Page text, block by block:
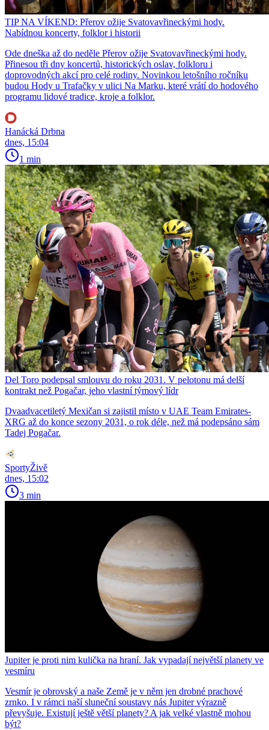
TIP NA VÍKEND: Přerov ožije Svatovavřineckými hody.
Nabídnou koncerty, folklor i historii
Ode dneška až do neděle Přerov ožije Svatovavřineckými hody.
Přinesou tři dny koncertů, historických oslav, folkloru i
doprovodných akcí pro celé rodiny. Novinkou letošního ročníku
budou Hody u Trafačky v ulici Na Marku, které vrátí do hodového
programu lidové tradice, kroje a folklor.
Hanácká Drbna
dnes, 15:04
1 min
Del Toro podepsal smlouvu do roku 2031. V pelotonu má delší
kontrakt než Pogačar, jeho vlastní týmový lídr
Dvaadvacetiletý Mexičan si zajistil místo v UAE Team Emirates-
XRG až do konce sezony 2031, o rok déle, než má podepsáno sám
Tadej Pogačar.
SportyŽivě
dnes, 15:02
3 min
Jupiter je proti nim kulička na hraní. Jak vypadají největší planety ve
vesmíru
Vesmír je obrovský a naše Země je v něm jen drobné prachové
zrnko. I v rámci naší sluneční soustavy nás Jupiter výrazně
převyšuje. Existují ještě větší planety? A jak velké vlastně mohou
být?